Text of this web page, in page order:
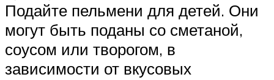
Подайте пельмени для детей. Они
могут быть поданы со сметаной,
соусом или творогом, в
зависимости от вкусовых